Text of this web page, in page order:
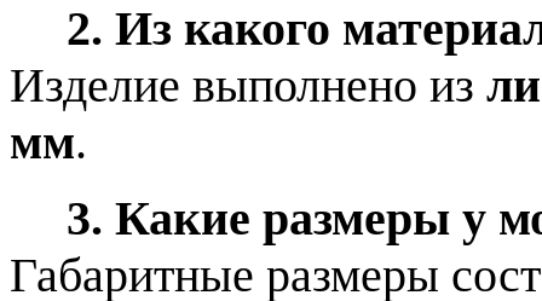
2. Из какого
Изделие выполнено из
мм.
3. Какие размеры у
Габаритные размеры